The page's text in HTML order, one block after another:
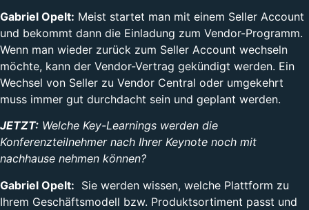
Gabriel Opelt: Meist startet man mit einem Seller Account
und bekommt dann die Einladung zum Vendor-Programm.
Wenn man wieder zurück zum Seller Account wechseln
möchte, kann der Vendor-Vertrag gekündigt werden. Ein
Wechsel von Seller zu Vendor Central oder umgekehrt
muss immer gut durchdacht sein und geplant werden.
JETZT: Welche Key-Learnings werden die
Konferenzteilnehmer nach Ihrer Keynote noch mit
nachhause nehmen können?
Gabriel Opelt: Sie werden wissen, welche Plattform zu
Ihrem Geschäftsmodell bzw. Produktsortiment passt und